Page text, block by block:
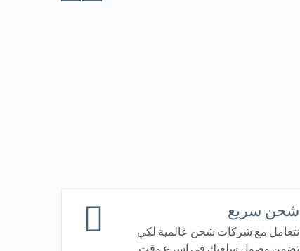
شحن سريع
نتعامل مع شركات شحن عالمية لكي